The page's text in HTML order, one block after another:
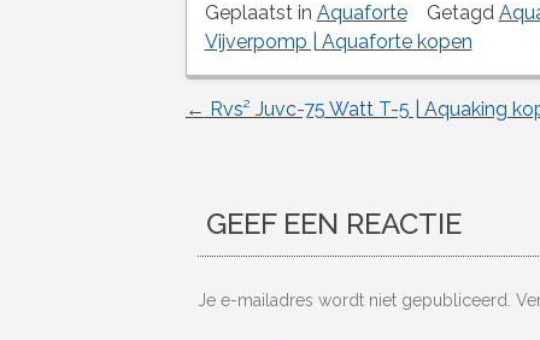
Geplaatst in Aquaforte Getagd
Vijverpomp | Aquaforte kopen
Berichtnavigatie
← Rvs² Juvc-75 Watt T-5 | Aquaking
GEEF EEN REACTIE
Je e-mailadres wordt niet gepubliceerd.